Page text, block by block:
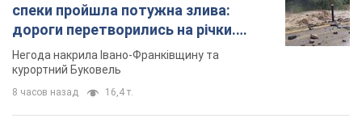
спеки пройшла потужна злива:
дороги перетворились на річки.
Відео
Негода накрила Івано-Франківщину та
курортний Буковель
8 часов назад 16,4 т.